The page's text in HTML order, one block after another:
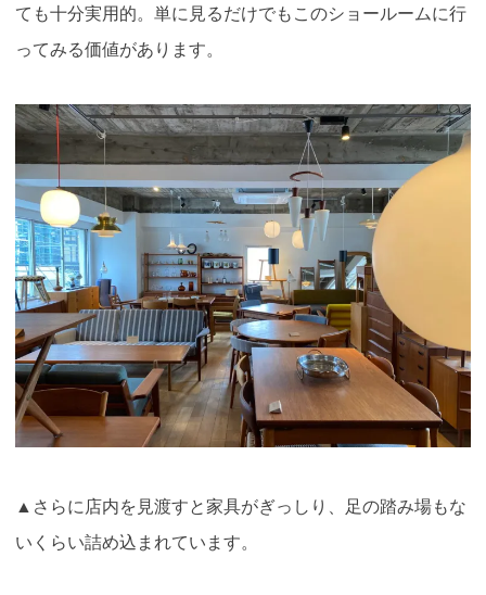
ても十分実用的。単に見るだけでもこのショールームに行
ってみる価値があります。
▲さらに店内を見渡すと家具がぎっしり、足の踏み場もな
いくらい詰め込まれています。